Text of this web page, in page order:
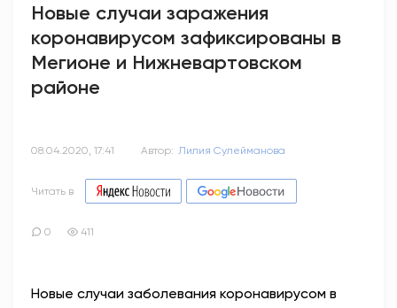
ОБРАЗОВАНИЕ
ПСИХОЛОГИЯ
ВОПРОС-ОТВЕТ
Новые случаи заражения
коронавирусом зафиксированы в
Мегионе и Нижневартовском
районе
08.04.2020, 17:41 Автор: Лилия Сулейманова
Читать в
0 411
Новые случаи заболевания коронавирусом в